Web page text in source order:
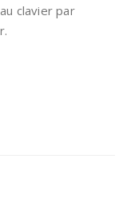
clavier par